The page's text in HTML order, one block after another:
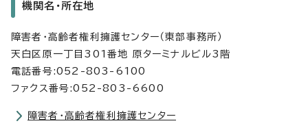
機関名・所在地
障害者・高齢者権利擁護センター（東部事務所）
天白区原一丁目301番地 原ターミナルビル3階
電話番号:052-803-6100
ファクス番号:052-803-6600
障害者・高齢者権利擁護センター